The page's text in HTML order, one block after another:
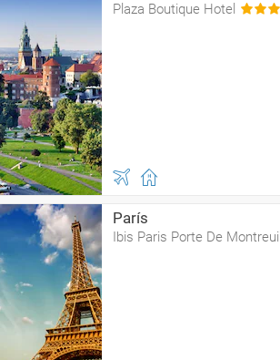
Plaza Boutique Hotel
París
Ibis Paris Porte De Montreuil